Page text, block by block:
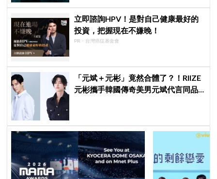
立即諮詢HPV！是對自己健康最好的
投資，把握現在不嫌晚！
PR・台灣癌症基金會
「元斌＋元彬」竟然合體了？！RIIZE
元彬攜手韓國傳奇美男元斌代言同品